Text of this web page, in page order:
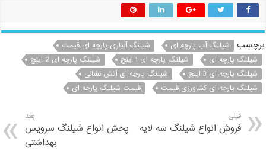
برچسب شیلنگ آب پارچه ای
شیلنگ آبیاری پارچه ای قیمت
شیلنگ پارچه ای
شیلنگ پارچه ای ۱ اینچ
شیلنگ پارچه ای 2 اینچ
شیلنگ پارچه ای 3 اینچ
شیلنگ پارچه ای آتش نشانی
شیلنگ پارچه ای کشاورزی قیمت
قیمت شیلنگ پارچه ای
قبلی
فروش انواع شیلنگ سه لایه
بعد
پخش انواع شیلنگ سرویس
بهداشتی